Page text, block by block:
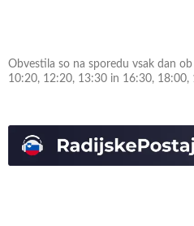
Obvestila so na sporedu vsak dan
10:20, 12:20, 13:30 in 16:30, 18:00,